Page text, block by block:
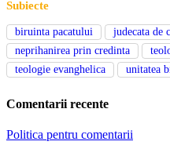
Subiecte
biruinta pacatului
judecata de
neprihanirea prin credinta
teologie evanghelica
unitatea
Comentarii recente
Politica pentru comentarii